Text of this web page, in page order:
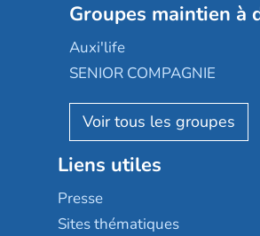
Les jardins d'Arcadie
Occitalia
Appartseniors
Reseda
Stella management
Les villages d'or
Sérénys
Résidences services Villa
Groupe SOS
Le Noble Âge
Almage
Résidalya
Groupe aplus
Groupes maintien à
Auxi'life
SENIOR COMPAGNIE
AGE D'OR Services
Liens utiles
Presse
Sites thématiques